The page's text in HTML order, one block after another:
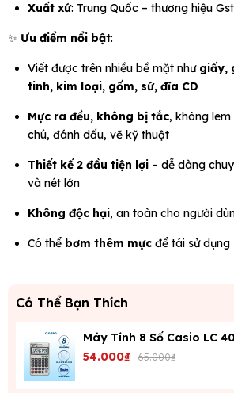
Xuất xứ: Trung Quốc – thương hiệu
✨ Ưu điểm nổi bật:
Viết được trên nhiều bề mặt như giấy,
tinh, kim loại, gốm, sứ, đĩa CD
Mực ra đều, không bị tắc, không
chú, đánh dấu, vẽ kỹ thuật
Thiết kế 2 đầu tiện lợi – dễ dàng
và nét lớn
Không độc hại, an toàn cho người
Có thể bơm thêm mực để tái sử dụng
Có Thể Bạn Thích
Máy Tính 8 Số Casio LC
54.000₫ 65.000₫